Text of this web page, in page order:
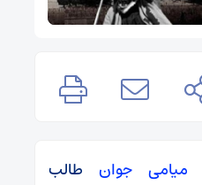
میامی جوانطالب